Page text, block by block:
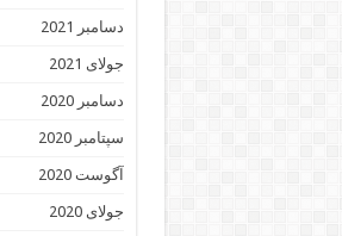
دسامبر 2021
جولای 2021
دسامبر 2020
سپتامبر 2020
آگوست 2020
جولای 2020